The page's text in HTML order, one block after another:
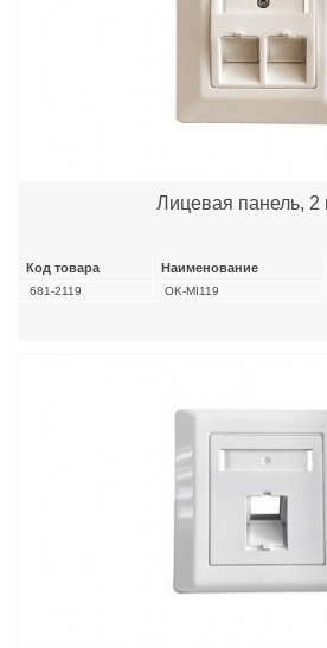
Лицевая панель, 2
Код товара Наименование
681-2119 OK-MI119